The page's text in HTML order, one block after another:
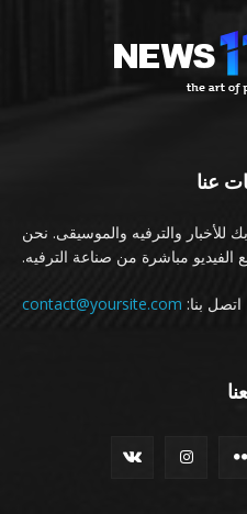
عنا
والترفيه والموسيقى. نحن
الفيديو مباشرة من صناعة الترفيه.
اتصل بنا: contact@yoursite.com